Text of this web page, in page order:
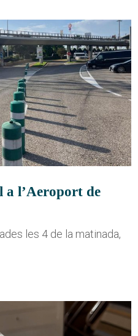
l’Aeroport de
les 4 de la matinada,